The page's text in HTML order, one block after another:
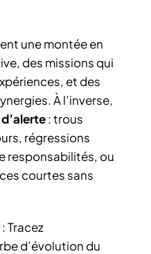
une montée en
des missions qui
et des
À l’inverse,
: trous
régressions
responsabilités, ou
courtes sans
: Tracez
d’évolution du